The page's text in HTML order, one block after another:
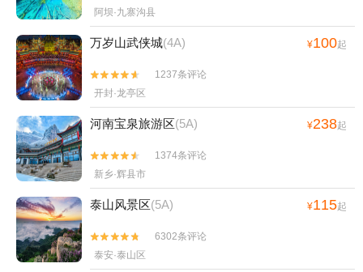
阿坝·九寨沟县
万岁山武侠城(4A) ¥100起


1237条评论
开封·龙亭区
河南宝泉旅游区(5A) ¥238起


1374条评论
新乡·辉县市
泰山风景区(5A) ¥115起


6302条评论
泰安·泰山区